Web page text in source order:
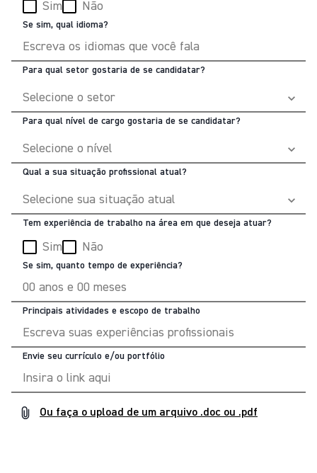
Sim Não
Se sim, qual idioma?
Para qual setor gostaria de se candidatar?
Para qual nível de cargo gostaria de se candidatar?
Qual a sua situação profissional atual?
Tem experiência de trabalho na área em que deseja atuar?
Sim Não
Se sim, quanto tempo de experiência?
Principais atividades e escopo de trabalho
Envie seu currículo e/ou portfólio
Ou faça o upload de um arquivo .doc ou .pdf